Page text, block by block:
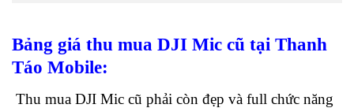
Bảng giá thu mua DJI Mic cũ tại Thanh
Táo Mobile:
Thu mua DJI Mic cũ phải còn đẹp và full chức năng